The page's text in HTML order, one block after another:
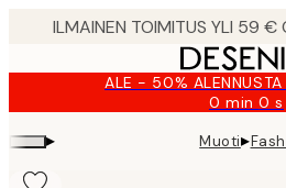
ALE - 50% ALENNUSTA
0 min0 s
asti:
▸ Muoti▸